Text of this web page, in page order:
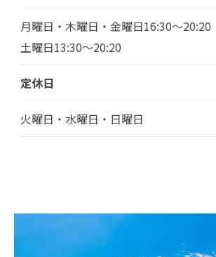
月曜日・木曜日・金曜日16:30～20:20
土曜日13:30～20:20
定休日
火曜日・水曜日・日曜日